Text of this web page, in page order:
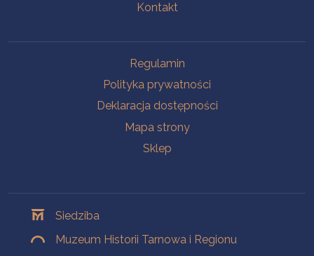
Kontakt
Regulamin
Polityka prywatności
Deklaracja dostępności
Mapa strony
Sklep
Siedziba
Muzeum Historii Tarnowa i Regionu